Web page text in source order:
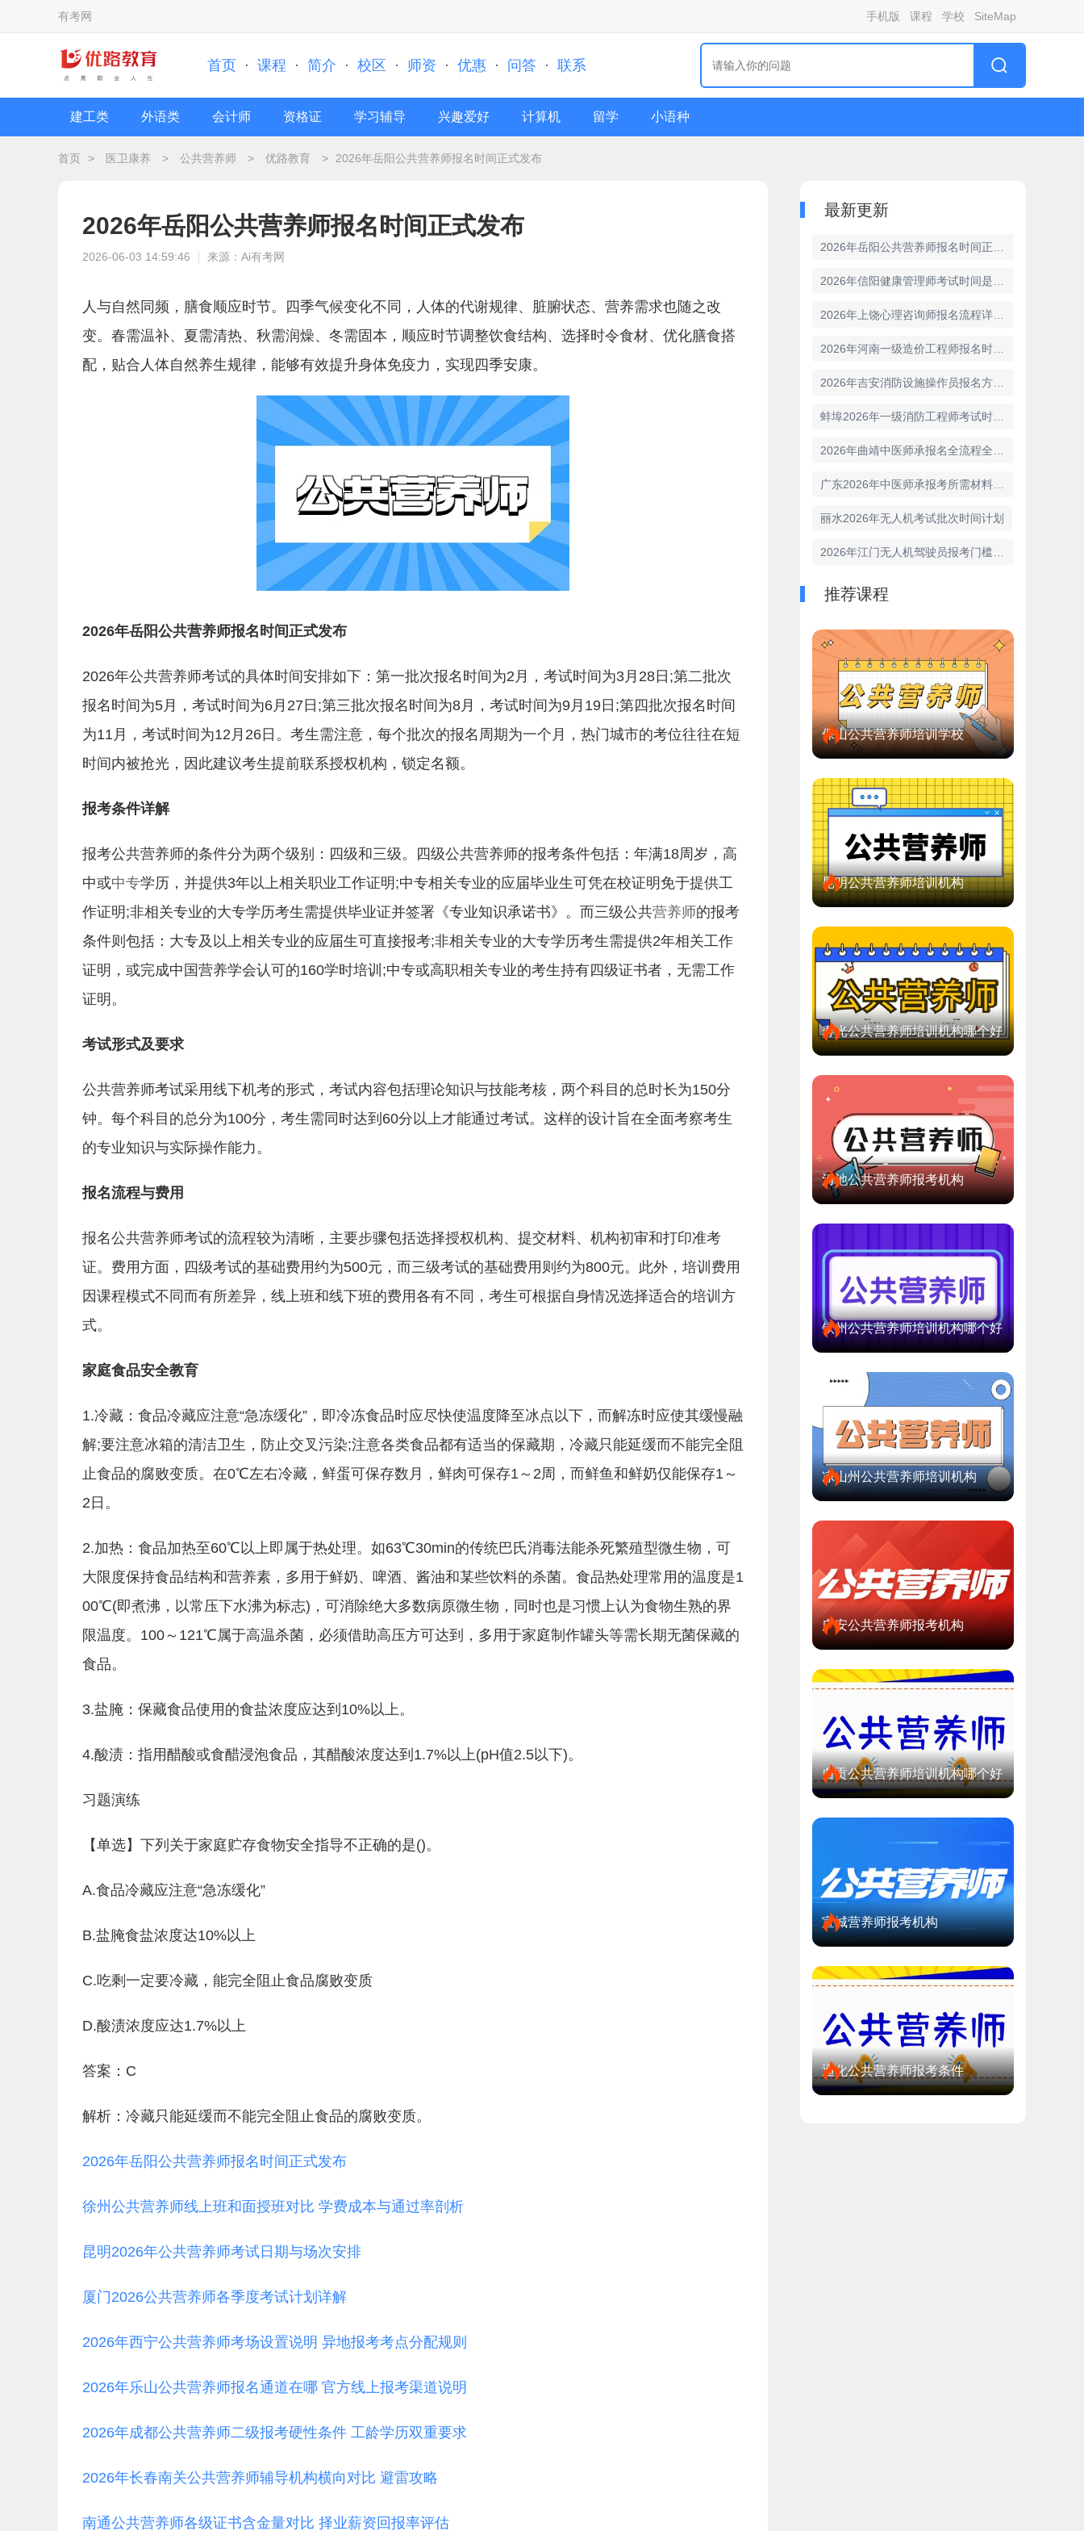
有考网 手机版 课程 学校 SiteMap
首页 · 课程 · 简介 · 校区 · 师资 · 优惠 · 问答 · 联系
建工类 外语类 会计师 资格证 学习辅导 兴趣爱好 计算机 留学 小语种
首页 > 医卫康养 > 公共营养师 > 优路教育 > 2026年岳阳公共营养师报名时间正式发布
2026年岳阳公共营养师报名时间正式发布
2026-06-03 14:59:46 来源：Ai有考网
人与自然同频，膳食顺应时节。四季气候变化不同，人体的代谢规律、脏腑状态、营养需求也随之改
变。春需温补、夏需清热、秋需润燥、冬需固本，顺应时节调整饮食结构、选择时令食材、优化膳食搭
配，贴合人体自然养生规律，能够有效提升身体免疫力，实现四季安康。
2026年岳阳公共营养师报名时间正式发布
2026年公共营养师考试的具体时间安排如下：第一批次报名时间为2月，考试时间为3月28日;第二批次
报名时间为5月，考试时间为6月27日;第三批次报名时间为8月，考试时间为9月19日;第四批次报名时间
为11月，考试时间为12月26日。考生需注意，每个批次的报名周期为一个月，热门城市的考位往往在短
时间内被抢光，因此建议考生提前联系授权机构，锁定名额。
报考条件详解
报考公共营养师的条件分为两个级别：四级和三级。四级公共营养师的报考条件包括：年满18周岁，高
中或中专学历，并提供3年以上相关职业工作证明;中专相关专业的应届毕业生可凭在校证明免于提供工
作证明;非相关专业的大专学历考生需提供毕业证并签署《专业知识承诺书》。而三级公共营养师的报考
条件则包括：大专及以上相关专业的应届生可直接报考;非相关专业的大专学历考生需提供2年相关工作
证明，或完成中国营养学会认可的160学时培训;中专或高职相关专业的考生持有四级证书者，无需工作
证明。
考试形式及要求
公共营养师考试采用线下机考的形式，考试内容包括理论知识与技能考核，两个科目的总时长为150分
钟。每个科目的总分为100分，考生需同时达到60分以上才能通过考试。这样的设计旨在全面考察考生
的专业知识与实际操作能力。
报名流程与费用
报名公共营养师考试的流程较为清晰，主要步骤包括选择授权机构、提交材料、机构初审和打印准考
证。费用方面，四级考试的基础费用约为500元，而三级考试的基础费用则约为800元。此外，培训费用
因课程模式不同而有所差异，线上班和线下班的费用各有不同，考生可根据自身情况选择适合的培训方
式。
家庭食品安全教育
1.冷藏：食品冷藏应注意“急冻缓化”，即冷冻食品时应尽快使温度降至冰点以下，而解冻时应使其缓慢融
解;要注意冰箱的清洁卫生，防止交叉污染;注意各类食品都有适当的保藏期，冷藏只能延缓而不能完全阻
止食品的腐败变质。在0℃左右冷藏，鲜蛋可保存数月，鲜肉可保存1～2周，而鲜鱼和鲜奶仅能保存1～
2日。
2.加热：食品加热至60℃以上即属于热处理。如63℃30min的传统巴氏消毒法能杀死繁殖型微生物，可
大限度保持食品结构和营养素，多用于鲜奶、啤酒、酱油和某些饮料的杀菌。食品热处理常用的温度是1
00℃(即煮沸，以常压下水沸为标志)，可消除绝大多数病原微生物，同时也是习惯上认为食物生熟的界
限温度。100～121℃属于高温杀菌，必须借助高压方可达到，多用于家庭制作罐头等需长期无菌保藏的
食品。
3.盐腌：保藏食品使用的食盐浓度应达到10%以上。
4.酸渍：指用醋酸或食醋浸泡食品，其醋酸浓度达到1.7%以上(pH值2.5以下)。
习题演练
【单选】下列关于家庭贮存食物安全指导不正确的是()。
A.食品冷藏应注意“急冻缓化”
B.盐腌食盐浓度达10%以上
C.吃剩一定要冷藏，能完全阻止食品腐败变质
D.酸渍浓度应达1.7%以上
答案：C
解析：冷藏只能延缓而不能完全阻止食品的腐败变质。
2026年岳阳公共营养师报名时间正式发布
徐州公共营养师线上班和面授班对比 学费成本与通过率剖析
昆明2026年公共营养师考试日期与场次安排
厦门2026公共营养师各季度考试计划详解
2026年西宁公共营养师考场设置说明 异地报考考点分配规则
2026年乐山公共营养师报名通道在哪 官方线上报考渠道说明
2026年成都公共营养师二级报考硬性条件 工龄学历双重要求
2026年长春南关公共营养师辅导机构横向对比 避雷攻略
南通公共营养师各级证书含金量对比 择业薪资回报率评估
最新更新
丽水2026年无人机考试批次时间计划
推荐课程
保山公共营养师培训学校
昆明公共营养师培训机构
寿光公共营养师培训机构哪个好
河池公共营养师报考机构
钦州公共营养师培训机构哪个好
凉山州公共营养师培训机构
广安公共营养师报考机构
自贡公共营养师培训机构哪个好
宣城营养师报考机构
通化公共营养师报考条件